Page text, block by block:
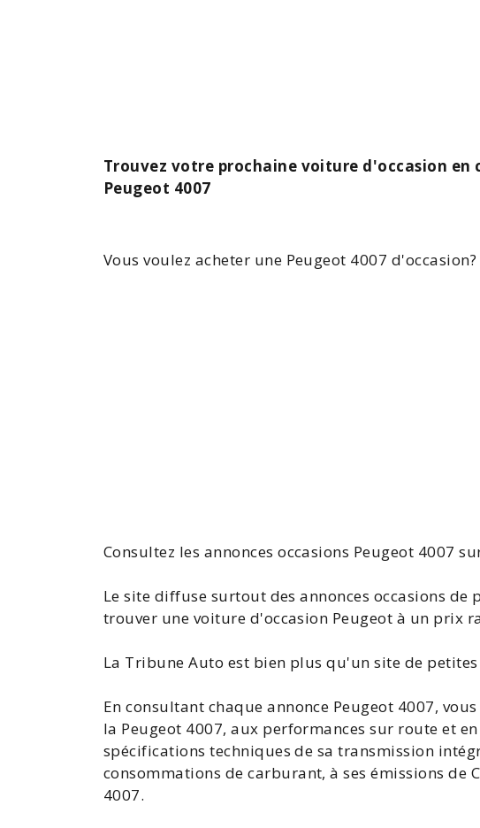
Trouvez votre prochaine voiture d'occasion en
Peugeot 4007
Vous voulez acheter une Peugeot 4007 d'occasion?
Consultez les annonces occasions Peugeot 4007
Le site diffuse surtout desannonces occasions de
trouver une voiture d'occasion Peugeot à un prix
La Tribune Auto est bien plus qu'un site de
En consultant chaque annonce Peugeot 4007,
la Peugeot 4007, aux performances sur route et
spécifications techniques de sa transmission
consommations de carburant, à ses émissions de
4007.